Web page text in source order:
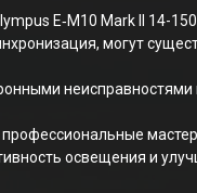
E‑M10 Mark II 14-150
могут
освещения и